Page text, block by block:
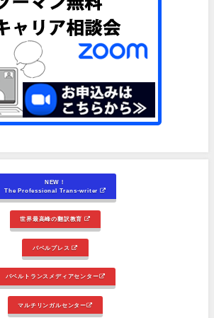
NEW！
The Professional Trans-writer
世界最高峰の翻訳教育
バベルプレス
バベルトランスメディアセンター
マルチリンガルセンター